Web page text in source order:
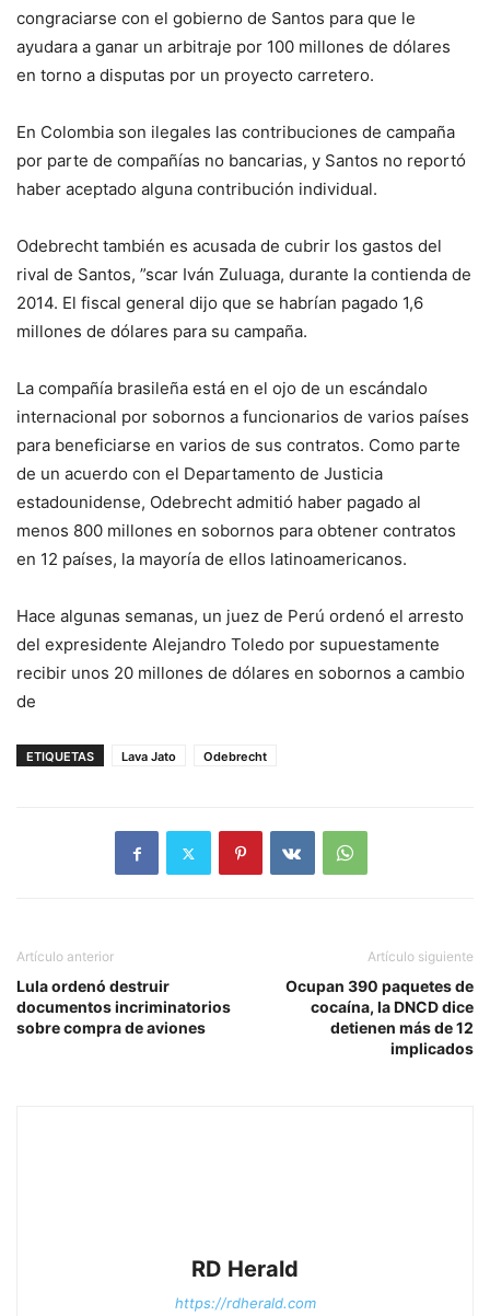
congraciarse con el gobierno de Santos para que le
ayudara a ganar un arbitraje por 100 millones de dólares
en torno a disputas por un proyecto carretero.
En Colombia son ilegales las contribuciones de campaña
por parte de compañías no bancarias, y Santos no reportó
haber aceptado alguna contribución individual.
Odebrecht también es acusada de cubrir los gastos del
rival de Santos, ”scar Iván Zuluaga, durante la contienda de
2014. El fiscal general dijo que se habrían pagado 1,6
millones de dólares para su campaña.
La compañía brasileña está en el ojo de un escándalo
internacional por sobornos a funcionarios de varios países
para beneficiarse en varios de sus contratos. Como parte
de un acuerdo con el Departamento de Justicia
estadounidense, Odebrecht admitió haber pagado al
menos 800 millones en sobornos para obtener contratos
en 12 países, la mayoría de ellos latinoamericanos.
Hace algunas semanas, un juez de Perú ordenó el arresto
del expresidente Alejandro Toledo por supuestamente
recibir unos 20 millones de dólares en sobornos a cambio
de
ETIQUETAS Lava Jato Odebrecht
Artículo anterior
Lula ordenó destruir
documentos incriminatorios
sobre compra de aviones
Artículo siguiente
Ocupan 390 paquetes de
cocaína, la DNCD dice
detienen más de 12
implicados
RD Herald
https://rdherald.com